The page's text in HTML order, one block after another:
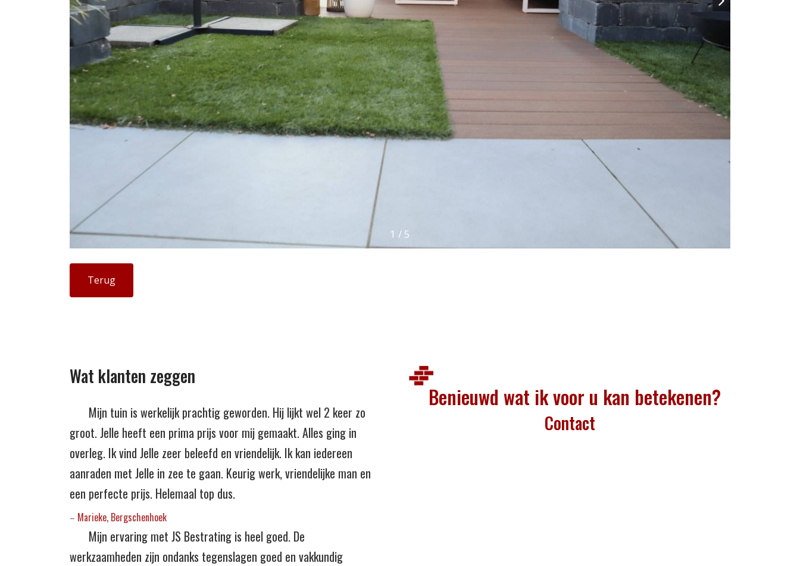
1 / 5
Terug
Wat klanten zeggen
Mijn tuin is werkelijk prachtig geworden. Hij lijkt wel 2 keer zo
groot. Jelle heeft een prima prijs voor mij gemaakt. Alles ging in
overleg. Ik vind Jelle zeer beleefd en vriendelijk. Ik kan iedereen
aanraden met Jelle in zee te gaan. Keurig werk, vriendelijke man en
een perfecte prijs. Helemaal top dus.
– Marieke, Bergschenhoek
Mijn ervaring met JS Bestrating is heel goed. De
werkzaamheden zijn ondanks tegenslagen goed en vakkundig
Benieuwd wat ik voor u kan betekenen?
Contact